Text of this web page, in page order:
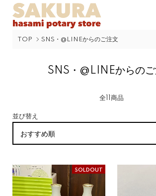
TOP SNS・@LINEからのご注文
SNS・@LINEからの
全11商品
並び替え
SOLDOUT